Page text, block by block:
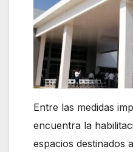
Entre las medidas
encuentra la
espacios destinados